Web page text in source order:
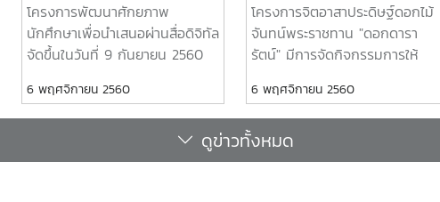
โครงการพัฒนาศักยภาพ
นักศึกษาเพื่อนำเสนอผ่านสื่อดิจิทัล
จัดขึ้นในวันที่ 9 กันยายน 2560
รวม 80 ปีนักศึกษาได้มีความรู้และ
ทักษะด้านการผลิตสื่อดิจิตอลที่ทัน
สมัยและความรู้ด้านเทคโนโลยี
สารสนเทศเป็นสิ่งที่มีสำคัญใน
6 พฤศจิกายน 2560
โครงการจิตอาสาประดิษฐ์ดอกไม้
จันทน์พระราชทาน "ดอกดารา
รัตน์" มีการจัดกิจกรรมการให้
ดอกดารารัตน์ ระหว่างวันที่ 28-
29 มิถุนายน 2560 ณ
มหาวิทยาลัยแม่โจ้ ซึ่งกิจกรรม
ครั้งนี้นอกจากเป็นการน้อมรำลึก
6 พฤศจิกายน 2560
ดูข่าวทั้งหมด